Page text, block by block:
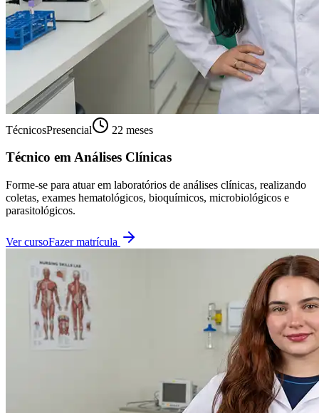
TécnicosPresencial 22 meses
Técnico em Análises Clínicas
Forme-se para atuar em laboratórios de análises clínicas, realizando
coletas, exames hematológicos, bioquímicos, microbiológicos e
parasitológicos.
Ver cursoFazer matrícula